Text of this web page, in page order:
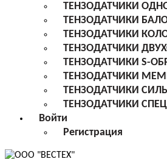
ТЕНЗОДАТЧИКИ
ТЕНЗОДАТЧИКИ
ТЕНЗОДАТЧИКИ
ТЕНЗОДАТЧИКИ
ТЕНЗОДАТЧИКИ S-
ТЕНЗОДАТЧИКИ
ТЕНЗОДАТЧИКИ
ТЕНЗОДАТЧИКИ
Войти
Регистрация